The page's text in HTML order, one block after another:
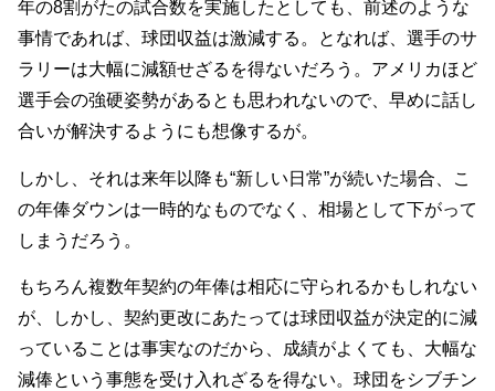
年の8割がたの試合数を実施したとしても、前述のような
事情であれば、球団収益は激減する。となれば、選手のサ
ラリーは大幅に減額せざるを得ないだろう。アメリカほど
選手会の強硬姿勢があるとも思われないので、早めに話し
合いが解決するようにも想像するが。
しかし、それは来年以降も“新しい日常”が続いた場合、こ
の年俸ダウンは一時的なものでなく、相場として下がって
しまうだろう。
もちろん複数年契約の年俸は相応に守られるかもしれない
が、しかし、契約更改にあたっては球団収益が決定的に減
っていることは事実なのだから、成績がよくても、大幅な
減俸という事態を受け入れざるを得ない。球団をシブチン